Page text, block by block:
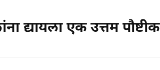
द्यायला एक उत्तम पौष्टीक